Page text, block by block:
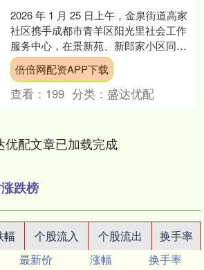
2026 年 1 月 25 日上午，金泉街道高家
社区携手成都市青羊区阳光里社会工作
服务中心，在景新苑、新郎家小区同步
开启 “腊八暖心宴・邻里乐开怀” 主题活
动。....
倍倍网配资APP下载
查看： 199 分类： 盛达优配
优配文章已加载完成
跌榜
幅 个股流入 个股流出
换手率
最新价 涨幅
换手率